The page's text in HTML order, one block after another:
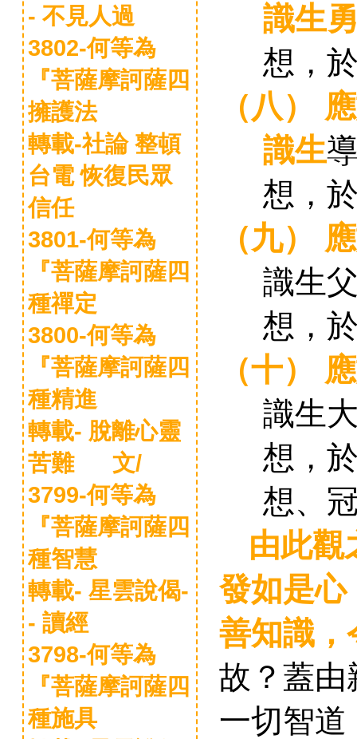
- 不見人過
3802-何等為
『菩薩摩訶薩四
擁護法
轉載-社論 整頓
台電 恢復民眾
信任
3801-何等為
『菩薩摩訶薩四
種禪定
3800-何等為
『菩薩摩訶薩四
種精進
轉載- 脫離心靈
苦難 文/
3799-何等為
『菩薩摩訶薩四
種智慧
轉載- 星雲說偈-
- 讀經
3798-何等為
『菩薩摩訶薩四
種施具
識生
想，
（八）
識生
想，
（九）
識生
想，
（十）
識生
想，
想、
由此觀
發如是心
善知識
故？蓋由
一切智道